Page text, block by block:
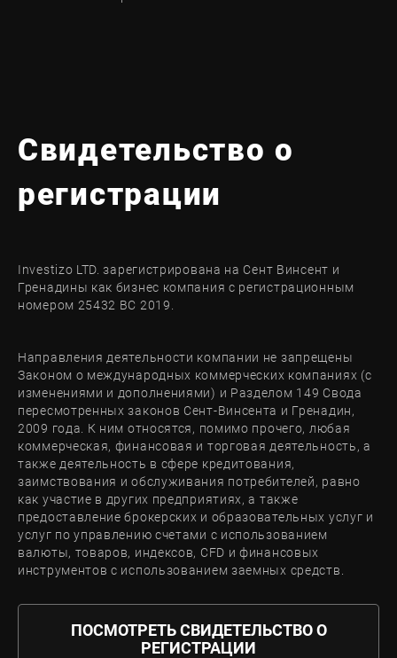
Свидетельство о
регистрации
Investizo LTD. зарегистрирована на Сент Винсент и
Гренадины как бизнес компания с регистрационным
номером 25432 BC 2019.
Направления деятельности компании не запрещены
Законом о международных коммерческих компаниях (с
изменениями и дополнениями) и Разделом 149 Свода
пересмотренных законов Сент-Винсента и Гренадин,
2009 года. К ним относятся, помимо прочего, любая
коммерческая, финансовая и торговая деятельность, а
также деятельность в сфере кредитования,
заимствования и обслуживания потребителей, равно
как участие в других предприятиях, а также
предоставление брокерских и образовательных услуг и
услуг по управлению счетами с использованием
валюты, товаров, индексов, CFD и финансовых
инструментов с использованием заемных средств.
ПОСМОТРЕТЬ СВИДЕТЕЛЬСТВО О
РЕГИСТРАЦИИ